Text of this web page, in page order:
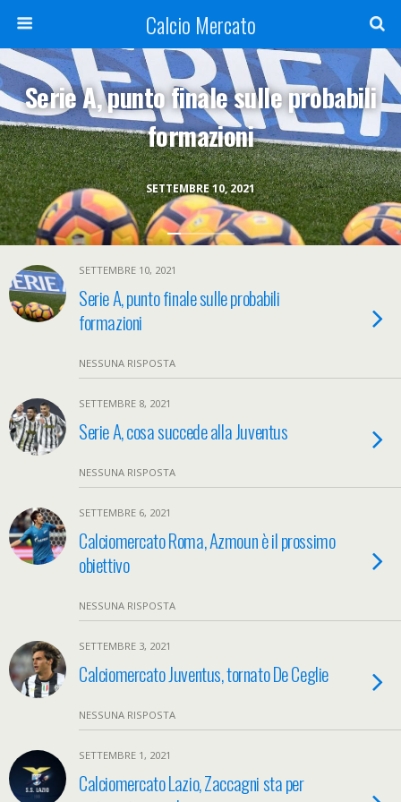
Calcio Mercato
SETTEMBRE 10, 2021
Serie A, punto finale sulle probabili
formazioni
SETTEMBRE 10, 2021
Serie A, punto finale sulle probabili
formazioni
NESSUNA RISPOSTA
SETTEMBRE 8, 2021
Serie A, cosa succede alla Juventus
NESSUNA RISPOSTA
SETTEMBRE 6, 2021
Calciomercato Roma, Azmoun è il prossimo
obiettivo
NESSUNA RISPOSTA
SETTEMBRE 3, 2021
Calciomercato Juventus, tornato De Ceglie
NESSUNA RISPOSTA
SETTEMBRE 1, 2021
Calciomercato Lazio, Zaccagni sta per